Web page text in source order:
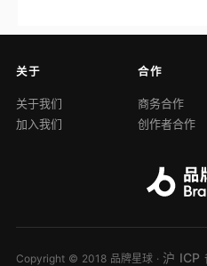
关于
关于我们
加入我们
合作
商务合作
创作者合作
Copyright © 2018 品牌星球 · 沪 ICP